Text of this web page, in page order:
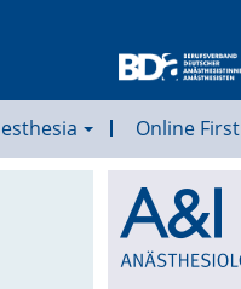
Online First
Archiv